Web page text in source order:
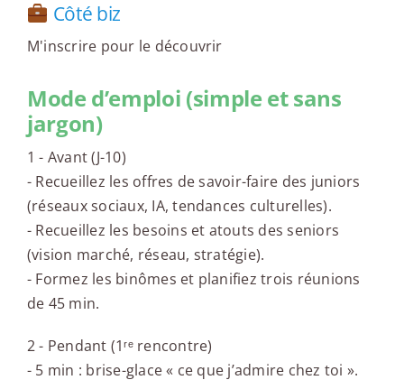
Côté biz
M'inscrire pour le découvrir
Mode d’emploi (simple et sans
jargon)
1 - Avant (J-10)
- Recueillez les offres de savoir-faire des juniors
(réseaux sociaux, IA, tendances culturelles).
- Recueillez les besoins et atouts des seniors
(vision marché, réseau, stratégie).
- Formez les binômes et planifiez trois réunions
de 45 min.
2 - Pendant (1ʳᵉ rencontre)
- 5 min : brise-glace « ce que j’admire chez toi ».